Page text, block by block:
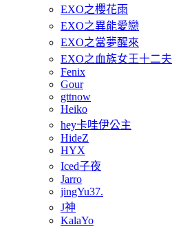
EXO之櫻花雨
EXO之異能愛戀
EXO之當夢醒來
EXO之血族女王十二夫
Fenix
Gour
gttnow
Heiko
hey卡哇伊公主
HideZ
HYX
Iced子夜
Jarro
jingYu37.
J神
KalaYo